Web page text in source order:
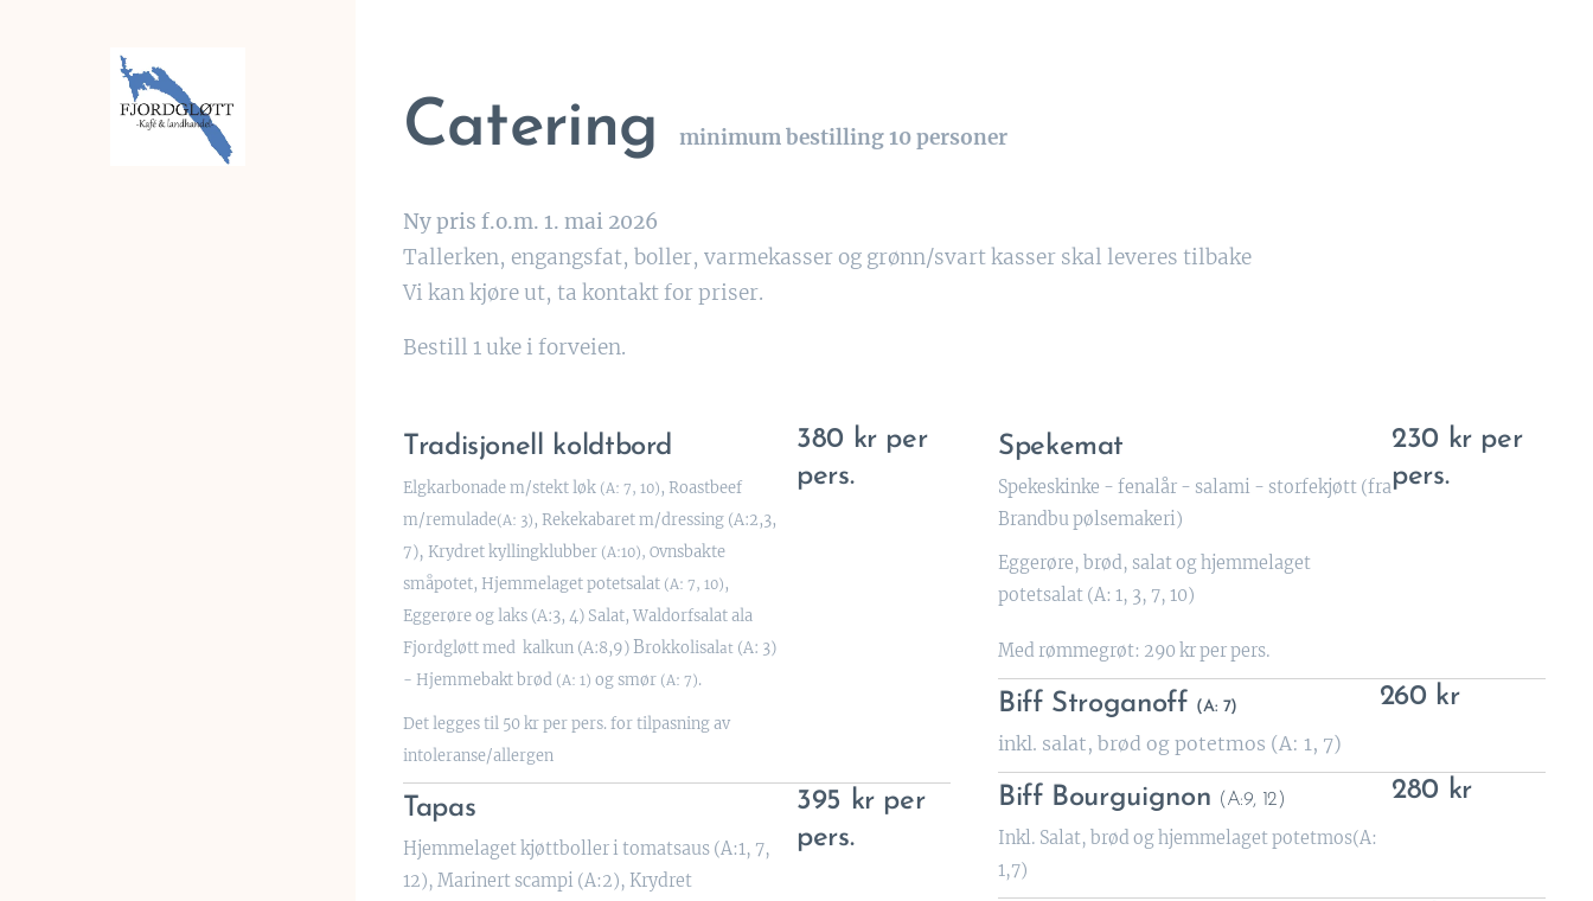
Catering minimum bestilling 10 personer
Ny pris f.o.m. 1. mai 2026
Tallerken, engangsfat, boller, varmekasser og grønn/svart kasser skal leveres tilbake
Vi kan kjøre ut, ta kontakt for priser.
Bestill 1 uke i forveien.
Tradisjonell koldtbord
Elgkarbonade m/stekt løk (A: 7, 10), Roastbeef
m/remulade(A: 3), Rekekabaret m/dressing (A:2,3,
7), Krydret kyllingklubber (A:10), Ovnsbakte
småpotet, Hjemmelaget potetsalat (A: 7, 10),
Eggerøre og laks (A:3, 4) Salat, Waldorfsalat ala
Fjordgløtt med kalkun (A:8,9)Brokkolisalat (A: 3)
- Hjemmebakt brød (A: 1) og smør (A: 7).
Det legges til 50 kr per pers. for tilpasning av
intoleranse/allergen
380 kr per
pers.
Tapas
Hjemmelaget kjøttboller i tomatsaus (A:1, 7,
12), Marinert scampi (A:2), Krydret
395 kr per
pers.
Spekemat
Spekeskinke - fenalår - salami - storfekjøtt (fra
Brandbu pølsemakeri)
Eggerøre, brød, salat og hjemmelaget
potetsalat (A: 1, 3, 7, 10)
Med rømmegrøt: 290 kr per pers.
230 kr per
pers.
Biff Stroganoff (A: 7)
inkl. salat, brød og potetmos (A: 1, 7)
260 kr
Biff Bourguignon (A:9, 12)
Inkl. Salat, brød og hjemmelaget potetmos(A:
1,7)
280 kr